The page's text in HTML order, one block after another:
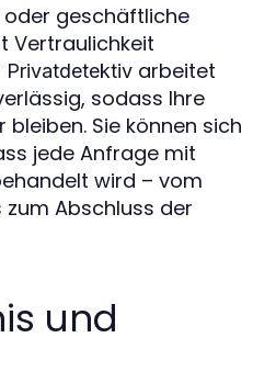
geschäftliche
Vertraulichkeit
Privatdetektiv arbeitet
sodass Ihre
Sie können sich
jede Anfrage mit
wird – vom
Abschluss der
und